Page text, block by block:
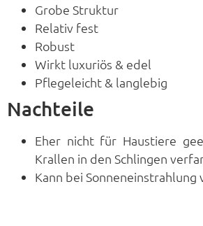
Grobe Struktur
Relativ fest
Robust
Wirkt luxuriös & edel
Pflegeleicht & langlebig
Nachteile
Eher nicht für Haustiere
Krallen in den Schlingen
Kann bei Sonneneinstrahlung